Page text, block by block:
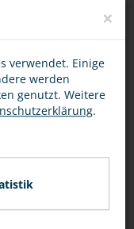
unter 110.
laut um Hilfe
zu machen.
×
verwendet. Einige
werden
genutzt. Weitere
.